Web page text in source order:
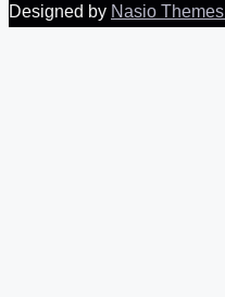
Designed by Nasio Themes